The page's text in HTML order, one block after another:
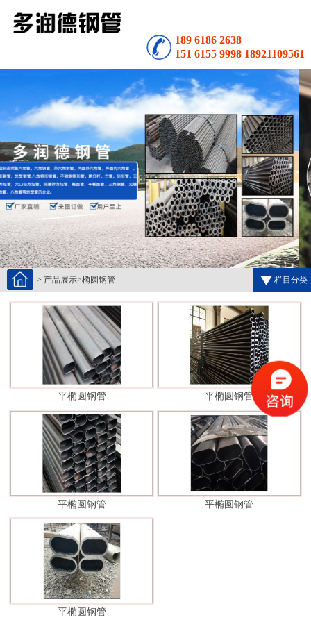
189 6186 2638
151 6155 9998 18921109561
> 产品展示>椭圆钢管 栏目分类
平椭圆钢管 平椭圆钢管
平椭圆钢管 平椭圆钢管
平椭圆钢管